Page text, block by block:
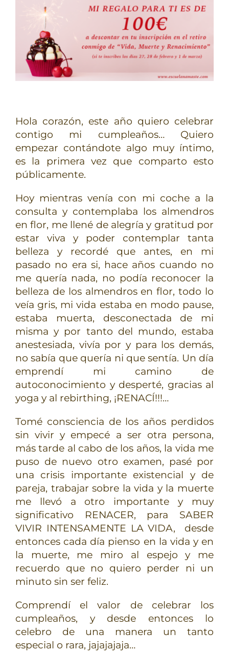
Hola corazón, este año quiero celebrar
contigo mi cumpleaños… Quiero
empezar contándote algo muy íntimo,
es la primera vez que comparto esto
públicamente.
Hoy mientras venía con mi coche a la
consulta y contemplaba los almendros
en flor, me llené de alegría y gratitud por
estar viva y poder contemplar tanta
belleza y recordé que antes, en mi
pasado no era si, hace años cuando no
me quería nada, no podía reconocer la
belleza de los almendros en flor, todo lo
veía gris, mi vida estaba en modo pause,
estaba muerta, desconectada de mi
misma y por tanto del mundo, estaba
anestesiada, vivía por y para los demás,
no sabía que quería ni que sentía. Un día
emprendí mi camino de
autoconocimiento y desperté, gracias al
yoga y al rebirthing, ¡RENACÍ!!!…
Tomé consciencia de los años perdidos
sin vivir y empecé a ser otra persona,
más tarde al cabo de los años, la vida me
puso de nuevo otro examen, pasé por
una crisis importante existencial y de
pareja, trabajar sobre la vida y la muerte
me llevó a otro importante y muy
significativo RENACER, para SABER
VIVIR INTENSAMENTE LA VIDA, desde
entonces cada día pienso en la vida y en
la muerte, me miro al espejo y me
recuerdo que no quiero perder ni un
minuto sin ser feliz.
Comprendí el valor de celebrar los
cumpleaños, y desde entonces lo
celebro de una manera un tanto
especial o rara, jajajajaja…